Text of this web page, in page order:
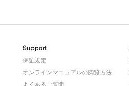
Support
保証規定
オンラインマニュアルの閲覧方法
よくあるご質問